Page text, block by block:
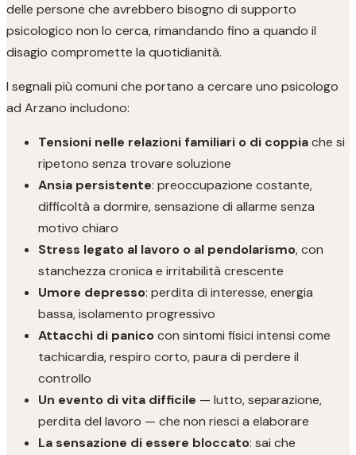
delle persone che avrebbero bisogno di supporto
psicologico non lo cerca, rimandando fino a quando il
disagio compromette la quotidianità.
I segnali più comuni che portano a cercare uno psicologo
ad Arzano includono:
Tensioni nelle relazioni familiari o di coppiache si
ripetono senza trovare soluzione
Ansia persistente: preoccupazione costante,
difficoltà a dormire, sensazione di allarme senza
motivo chiaro
Stress legato al lavoro o al pendolarismo, con
stanchezza cronica e irritabilità crescente
Umore depresso: perdita di interesse, energia
bassa, isolamento progressivo
Attacchi di panicocon sintomi fisici intensi come
tachicardia, respiro corto, paura di perdere il
controllo
Un evento di vita difficile — lutto, separazione,
perdita del lavoro — che non riesci a elaborare
La sensazione di essere bloccato: sai che